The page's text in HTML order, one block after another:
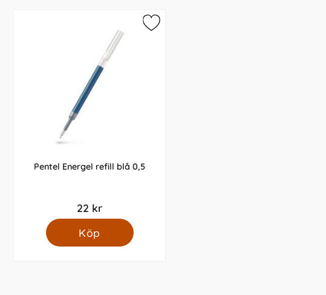
Pentel Energel refill blå 0,5
22 kr
Köp